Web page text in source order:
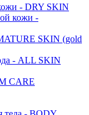
- DRY SKIN
кожи -
SKIN (gold
- ALL SKIN
CARE